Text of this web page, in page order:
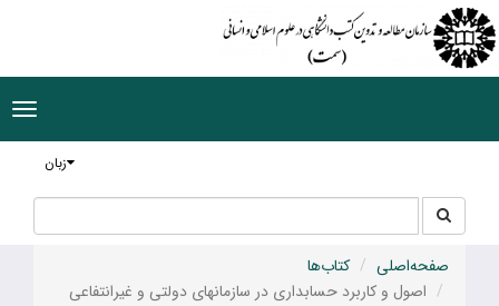
زبان
جستجو
در
سایت
صفحه‌اصلی
کتاب‌ها
اصول و کاربرد حسابداری در سازمانهای دولتی و غیرانتفاعی